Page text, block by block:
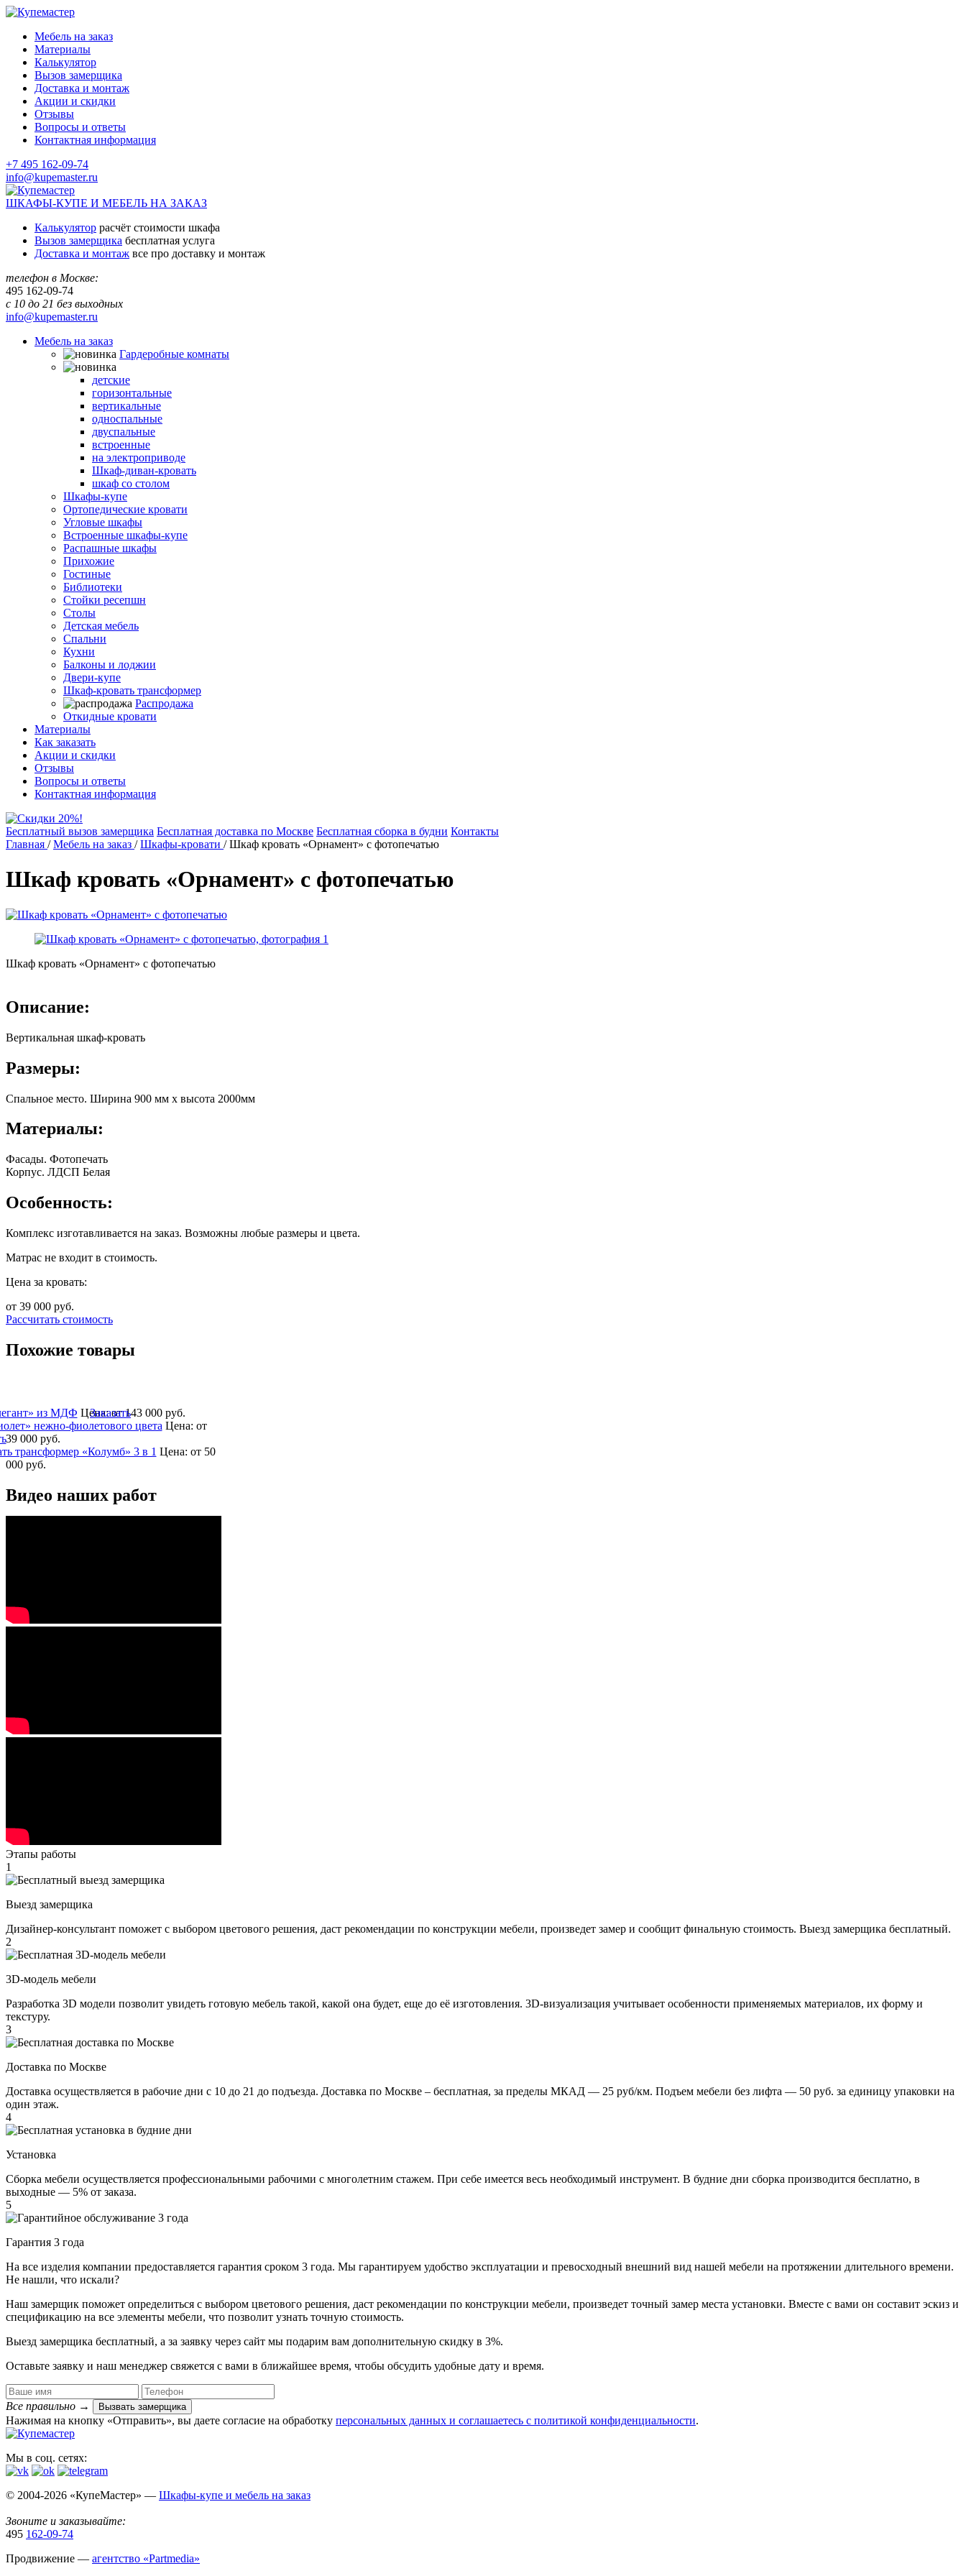
Мебель на заказ
Материалы
Калькулятор
Вызов замерщика
Доставка и монтаж
Акции и скидки
Отзывы
Вопросы и ответы
Контактная информация
+7 495 162-09-74
info@kupemaster.ru
ШКАФЫ-КУПЕ И МЕБЕЛЬ НА ЗАКАЗ
Калькулятор расчёт стоимости шкафа
Вызов замерщика бесплатная услуга
Доставка и монтаж все про доставку и монтаж
телефон в Москве:
495 162-09-74
с 10 до 21 без выходных
info@kupemaster.ru
Мебель на заказ
Гардеробные комнаты
детские
горизонтальные
вертикальные
односпальные
двуспальные
встроенные
на электроприводе
Шкаф-диван-кровать
шкаф со столом
Шкафы-купе
Ортопедические кровати
Угловые шкафы
Встроенные шкафы-купе
Распашные шкафы
Прихожие
Гостиные
Библиотеки
Стойки ресепшн
Столы
Детская мебель
Спальни
Кухни
Балконы и лоджии
Двери-купе
Шкаф-кровать трансформер
Распродажа
Откидные кровати
Материалы
Как заказать
Акции и скидки
Отзывы
Вопросы и ответы
Контактная информация
Бесплатный вызов замерщика Бесплатная доставка по Москве Бесплатная сборка в будни Контакты
Главная /Мебель на заказ /Шкафы-кровати /Шкаф кровать «Орнамент» с фотопечатью
Шкаф кровать «Орнамент» с фотопечатью
Шкаф кровать «Орнамент» с фотопечатью
Описание:
Вертикальная шкаф-кровать
Размеры:
Спальное место. Ширина 900 мм х высота 2000мм
Материалы:
Фасады. Фотопечать
Корпус. ЛДСП Белая
Особенность:
Комплекс изготавливается на заказ. Возможны любые размеры и цвета.
Матрас не входит в стоимость.
Цена за кровать:
от 39 000 руб.
Рассчитать стоимость
Похожие товары
из МДФ Цена:от 143 000руб.
Заказать
нежно-фиолетового цвета Цена: от
39 000 руб.
трансформер «Колумб» 3 в 1 Цена: от 50
000 руб.
Видео наших работ
Этапы работы
1
Выезд замерщика
Дизайнер-консультант поможет с выбором цветового решения, даст рекомендации по конструкции мебели, произведет замер и сообщит финальную стоимость. Выезд замерщика бесплатный.
2
3D-модель мебели
Разработка 3D модели позволит увидеть готовую мебель такой, какой она будет, еще до её изготовления. 3D-визуализация учитывает особенности применяемых материалов, их форму и
текстуру.
3
Доставка по Москве
Доставка осуществляется в рабочие дни с 10 до 21 до подъезда. Доставка по Москве – бесплатная, за пределы МКАД — 25 руб/км. Подъем мебели без лифта — 50 руб. за единицу упаковки на
один этаж.
4
Установка
Сборка мебели осуществляется профессиональными рабочими с многолетним стажем. При себе имеется весь необходимый инструмент. В будние дни сборка производится бесплатно, в
выходные — 5% от заказа.
5
Гарантия 3 года
На все изделия компании предоставляется гарантия сроком 3 года. Мы гарантируем удобство эксплуатации и превосходный внешний вид нашей мебели на протяжении длительного времени.
Не нашли, что искали?
Наш замерщик поможет определиться с выбором цветового решения, даст рекомендации по конструкции мебели, произведет точный замер места установки. Вместе с вами он составит эскиз и
спецификацию на все элементы мебели, что позволит узнать точную стоимость.
Выезд замерщика бесплатный, а за заявку через сайт мы подарим вам дополнительную скидку в 3%.
Оставьте заявку и наш менеджер свяжется с вами в ближайшее время, чтобы обсудить удобные дату и время.
Все правильно → Вызвать замерщика
Нажимая на кнопку «Отправить», вы даете согласие на обработку персональных данных​ и соглашаетесь c политикой конфиденциальности.
Мы в соц. сетях:
© 2004-2026 «КупеМастер» — Шкафы-купе и мебель на заказ
Звоните и заказывайте:
495 162-09-74
Продвижение — агентство «Partmedia»